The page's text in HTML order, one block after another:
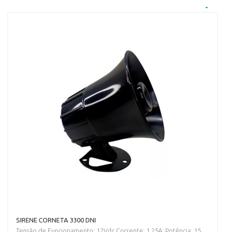
SIRENE CORNETA 3300 DNI